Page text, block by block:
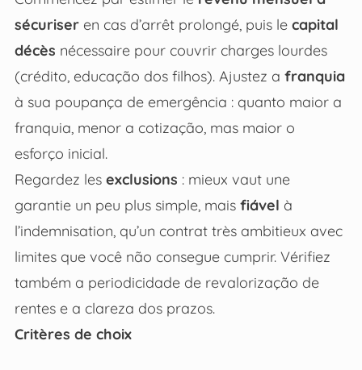
sécuriseren cas d’arrêt prolongé, puis le capital
décès nécessaire pour couvrir charges lourdes
(crédito, educação dos filhos). Ajustez a franquia
à sua poupança de emergência : quanto maior a
franquia, menor a cotização, mas maior o
esforço inicial.
Regardez les exclusions : mieux vaut une
garantie un peu plus simple, mais fiável à
l’indemnisation, qu’un contrat très ambitieux avec
limites que você não consegue cumprir. Vérifiez
também a periodicidade de revalorização de
rentes e a clareza dos prazos.
Critères de choix